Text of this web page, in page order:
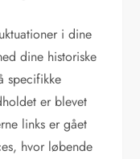
i dine
dine historiske
specifikke
er blevet
links er gået
hvor løbende